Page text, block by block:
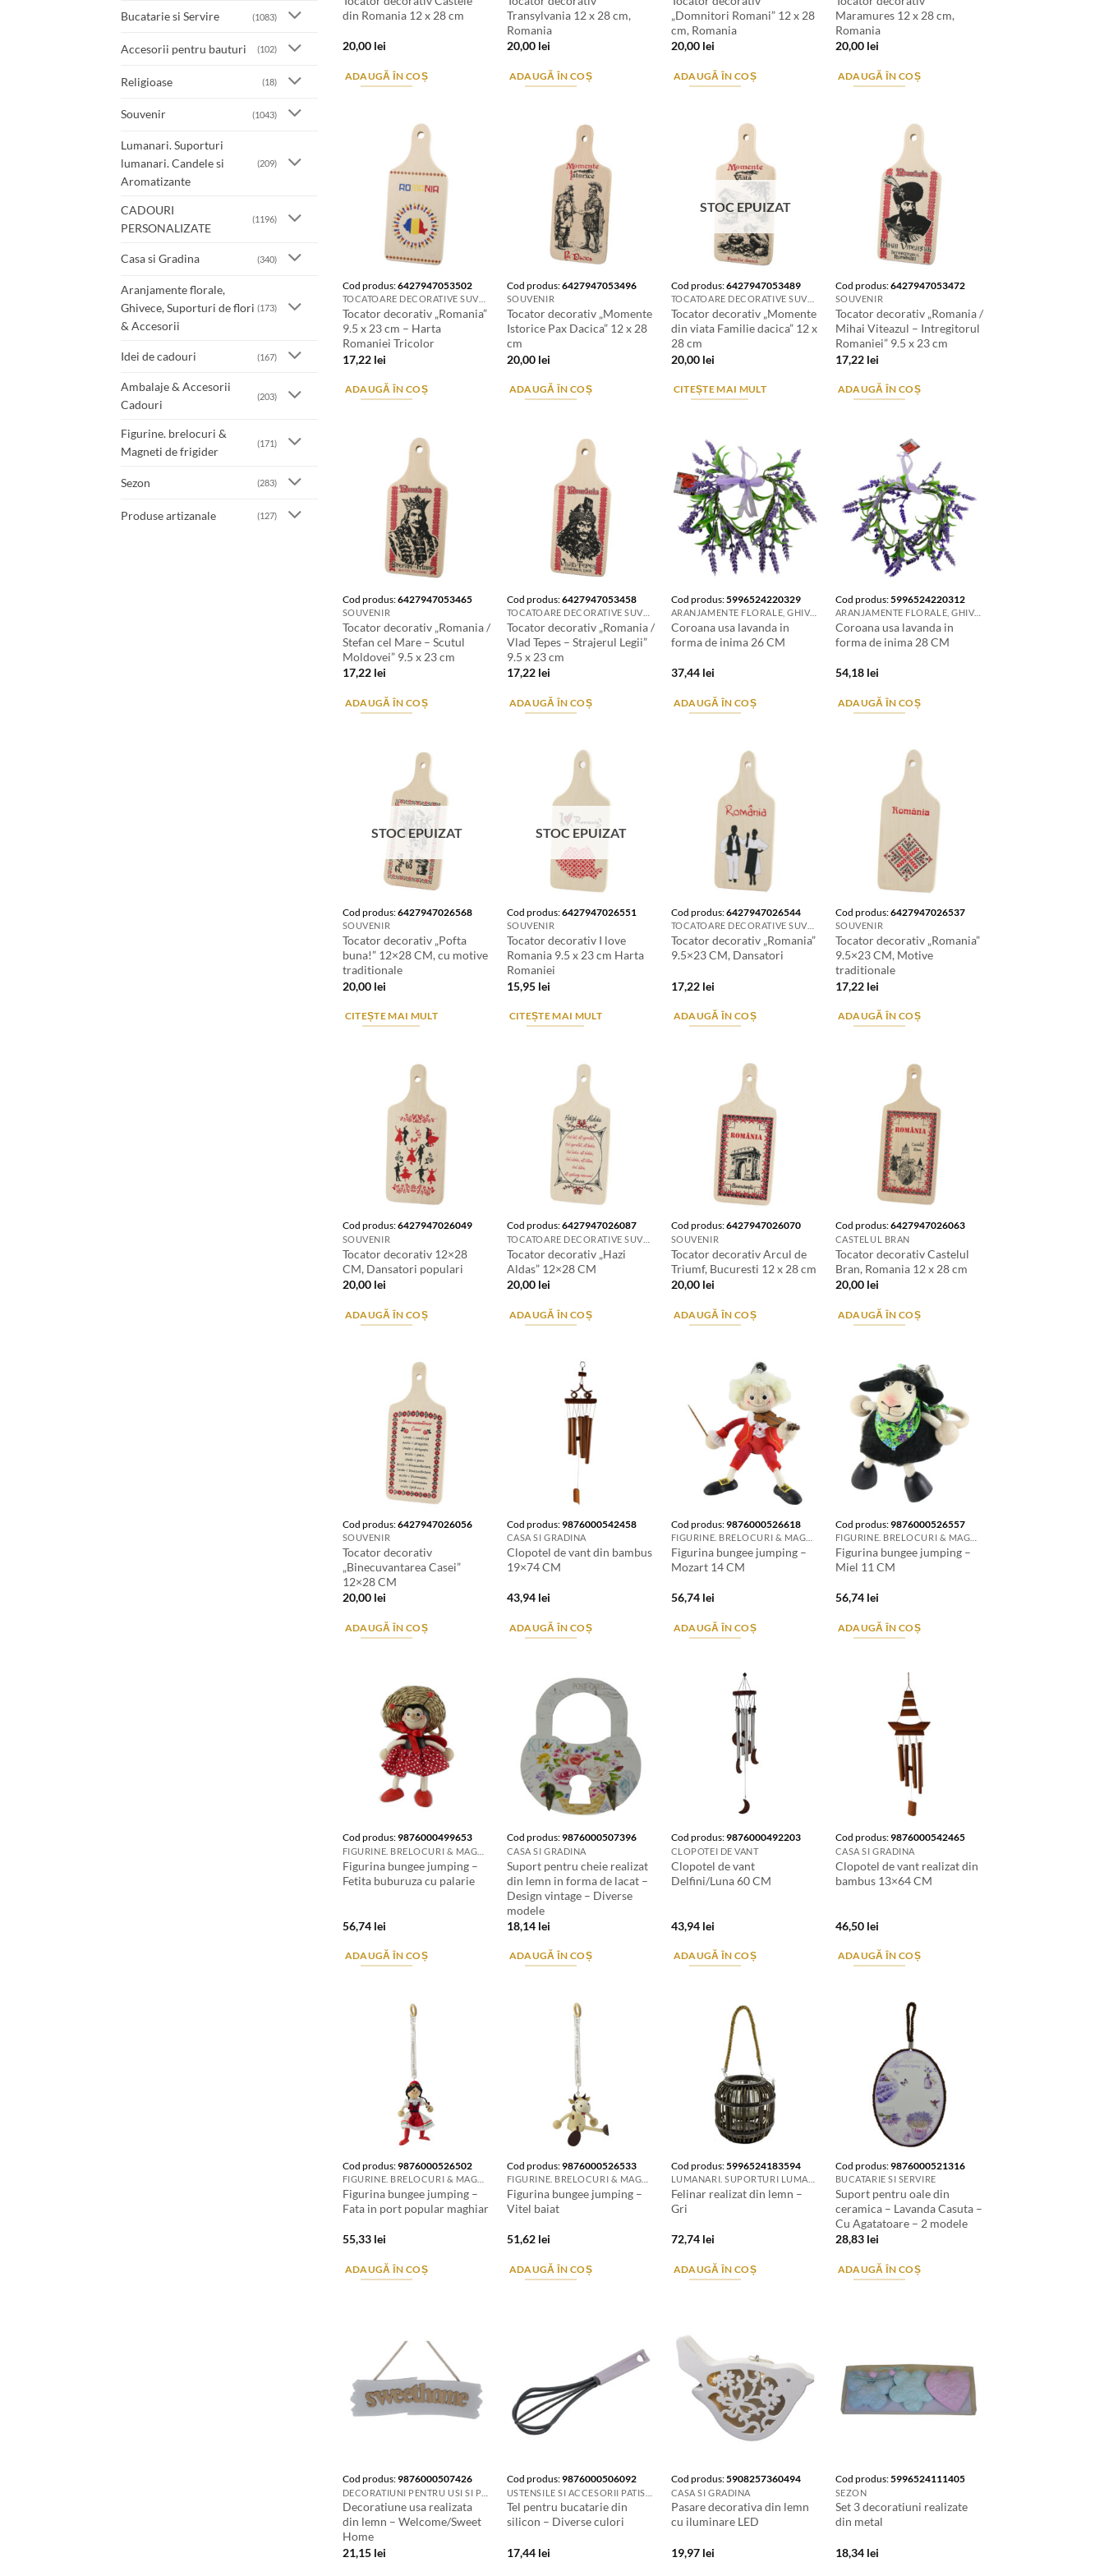
Bucatarie si Servire (1083)
Accesorii pentru bauturi (102)
Religioase (18)
Souvenir (1043)
Lumanari. Suporturi
lumanari. Candele si
Aromatizante
(209)
CADOURI
PERSONALIZATE
(1196)
Casa si Gradina (340)
Aranjamente florale,
Ghivece, Suporturi de flori
& Accesorii
(173)
Idei de cadouri (167)
Ambalaje & Accesorii
Cadouri
(203)
Figurine. brelocuri &
Magneti de frigider
(171)
Sezon (283)
Produse artizanale (127)
din Romania 12 x 28 cm
20,00 lei
ADAUGĂ ÎN COȘ
Transylvania 12 x 28 cm,
Romania
20,00 lei
ADAUGĂ ÎN COȘ
„Domnitori Romani” 12 x 28
cm, Romania
20,00 lei
ADAUGĂ ÎN COȘ
Maramures 12 x 28 cm,
Romania
20,00 lei
ADAUGĂ ÎN COȘ
Cod produs:6427947053502
TOCATOARE DECORATIVE SUVENIR
Tocator decorativ „Romania”
9.5 x 23 cm – Harta
Romaniei Tricolor
17,22 lei
ADAUGĂ ÎN COȘ
Cod produs:6427947053496
SOUVENIR
Tocator decorativ „Momente
Istorice Pax Dacica” 12 x 28
cm
20,00 lei
ADAUGĂ ÎN COȘ
STOC EPUIZAT
Cod produs:6427947053489
TOCATOARE DECORATIVE SUVENIR
Tocator decorativ „Momente
din viata Familie dacica” 12 x
28 cm
20,00 lei
CITEȘTE MAI MULT
Cod produs:6427947053472
SOUVENIR
Tocator decorativ „Romania /
Mihai Viteazul – Intregitorul
Romaniei” 9.5 x 23 cm
17,22 lei
ADAUGĂ ÎN COȘ
Cod produs:6427947053465
SOUVENIR
Tocator decorativ „Romania /
Stefan cel Mare – Scutul
Moldovei” 9.5 x 23 cm
17,22 lei
ADAUGĂ ÎN COȘ
Cod produs:6427947053458
TOCATOARE DECORATIVE SUVENIR
Tocator decorativ „Romania /
Vlad Tepes – Strajerul Legii”
9.5 x 23 cm
17,22 lei
ADAUGĂ ÎN COȘ
Cod produs:5996524220329
ARANJAMENTE FLORALE, GHIVECE, SUPORTURI DE FLORI & ACCESORII
Coroana usa lavanda in
forma de inima 26 CM
37,44 lei
ADAUGĂ ÎN COȘ
Cod produs:5996524220312
ARANJAMENTE FLORALE, GHIVECE, SUPORTURI DE FLORI & ACCESORII
Coroana usa lavanda in
forma de inima 28 CM
54,18 lei
ADAUGĂ ÎN COȘ
STOC EPUIZAT
Cod produs:6427947026568
SOUVENIR
Tocator decorativ „Pofta
buna!” 12×28 CM, cu motive
traditionale
20,00 lei
CITEȘTE MAI MULT
STOC EPUIZAT
Cod produs:6427947026551
SOUVENIR
Tocator decorativ I love
Romania 9.5 x 23 cm Harta
Romaniei
15,95 lei
CITEȘTE MAI MULT
Cod produs:6427947026544
TOCATOARE DECORATIVE SUVENIR
Tocator decorativ „Romania”
9.5×23 CM, Dansatori
17,22 lei
ADAUGĂ ÎN COȘ
Cod produs:6427947026537
SOUVENIR
Tocator decorativ „Romania”
9.5×23 CM, Motive
traditionale
17,22 lei
ADAUGĂ ÎN COȘ
Cod produs:6427947026049
SOUVENIR
Tocator decorativ 12×28
CM, Dansatori populari
20,00 lei
ADAUGĂ ÎN COȘ
Cod produs:6427947026087
TOCATOARE DECORATIVE SUVENIR
Tocator decorativ „Hazi
Aldas” 12×28 CM
20,00 lei
ADAUGĂ ÎN COȘ
Cod produs:6427947026070
SOUVENIR
Tocator decorativ Arcul de
Triumf, Bucuresti 12 x 28 cm
20,00 lei
ADAUGĂ ÎN COȘ
Cod produs:6427947026063
CASTELUL BRAN
Tocator decorativ Castelul
Bran, Romania 12 x 28 cm
20,00 lei
ADAUGĂ ÎN COȘ
Cod produs:6427947026056
SOUVENIR
Tocator decorativ
„Binecuvantarea Casei”
12×28 CM
20,00 lei
ADAUGĂ ÎN COȘ
Cod produs:9876000542458
CASA SI GRADINA
Clopotel de vant din bambus
19×74 CM
43,94 lei
ADAUGĂ ÎN COȘ
Cod produs:9876000526618
Figurina bungee jumping –
Mozart 14 CM
56,74 lei
ADAUGĂ ÎN COȘ
Cod produs:9876000526557
Figurina bungee jumping –
Miel 11 CM
56,74 lei
ADAUGĂ ÎN COȘ
Cod produs:9876000499653
Figurina bungee jumping –
Fetita buburuza cu palarie
56,74 lei
ADAUGĂ ÎN COȘ
Cod produs:9876000507396
CASA SI GRADINA
Suport pentru cheie realizat
din lemn in forma de lacat –
Design vintage – Diverse
modele
18,14 lei
ADAUGĂ ÎN COȘ
Cod produs:9876000492203
CLOPOTEI DE VANT
Clopotel de vant
Delfini/Luna 60 CM
43,94 lei
ADAUGĂ ÎN COȘ
Cod produs:9876000542465
CASA SI GRADINA
Clopotel de vant realizat din
bambus 13×64 CM
46,50 lei
ADAUGĂ ÎN COȘ
Cod produs:9876000526502
Figurina bungee jumping –
Fata in port popular maghiar
55,33 lei
ADAUGĂ ÎN COȘ
Cod produs:9876000526533
Figurina bungee jumping –
Vitel baiat
51,62 lei
ADAUGĂ ÎN COȘ
Cod produs:5996524183594
Felinar realizat din lemn –
Gri
72,74 lei
ADAUGĂ ÎN COȘ
Cod produs:9876000521316
BUCATARIE SI SERVIRE
Suport pentru oale din
ceramica – Lavanda Casuta –
Cu Agatatoare – 2 modele
28,83 lei
ADAUGĂ ÎN COȘ
Cod produs:9876000507426
Decoratiune usa realizata
din lemn – Welcome/Sweet
Home
21,15 lei
Cod produs:9876000506092
Tel pentru bucatarie din
silicon – Diverse culori
17,44 lei
Cod produs:5908257360494
CASA SI GRADINA
Pasare decorativa din lemn
cu iluminare LED
19,97 lei
Cod produs:5996524111405
SEZON
Set 3 decoratiuni realizate
din metal
18,34 lei